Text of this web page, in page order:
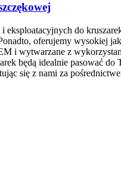
eksploatacyjnych do
oferujemy wysokiej
i wytwarzane z
będą idealnie pasować
się z nami za